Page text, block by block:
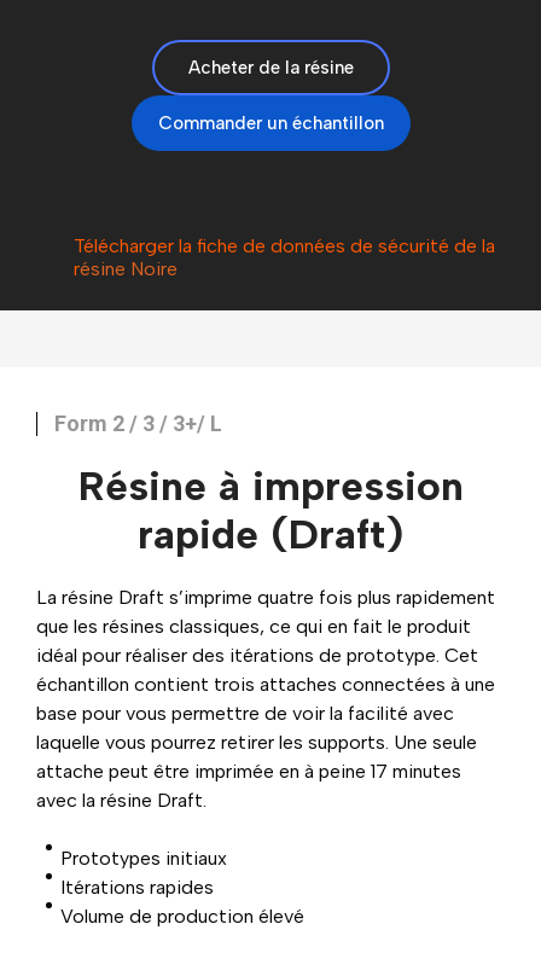
Acheter de la résine
Commander un échantillon
Télécharger la fiche de données de sécurité de la
résine Noire
Form 2 / 3 / 3+/ L
Résine à impression
rapide (Draft)
La résine Draft s’imprime quatre fois plus rapidement
que les résines classiques, ce qui en fait le produit
idéal pour réaliser des itérations de prototype. Cet
échantillon contient trois attaches connectées à une
base pour vous permettre de voir la facilité avec
laquelle vous pourrez retirer les supports. Une seule
attache peut être imprimée en à peine 17 minutes
avec la résine Draft.
Prototypes initiaux
Itérations rapides
Volume de production élevé